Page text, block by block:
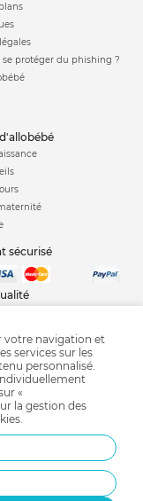
protéger du phishing ?
sécurisé
Tapis de chambre bébé
roty
votre navigation et
services sur les
personnalisé.
«
la gestion des
.